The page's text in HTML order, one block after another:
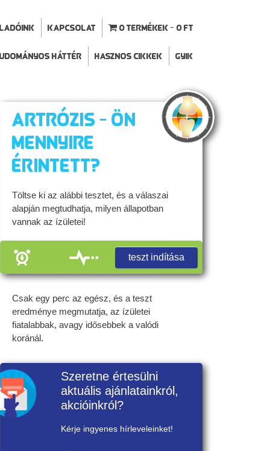
Kapcsolat 0 termékek 0 Ft
háttér Hasznos cikkek GYIK
Artrózis - Ön
mennyire
érintett?
Töltse ki az alábbi tesztet, és a válaszai
alapján megtudhatja, milyen állapotban
vannak az ízületei!
teszt indítása
Csak egy perc az egész, és a teszt
eredménye megmutatja, az ízületei
fiatalabbak, avagy idősebbek a valódi
koránál.
Szeretne értesülni
aktuális ajánlatainkról,
akcióinkról?
Kérje ingyenes hírleveleinket!